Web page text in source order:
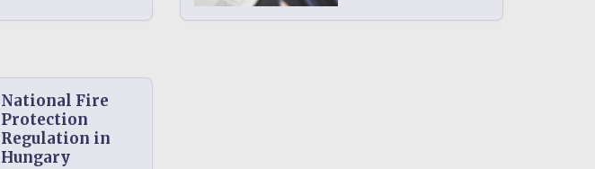
National Fire
Protection
Regulation in
Hungary